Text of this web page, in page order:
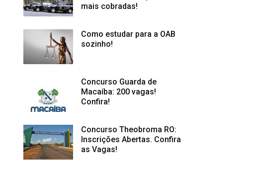
mais cobradas!
Como estudar para a OAB
sozinho!
Concurso Guarda de
Macaíba: 200 vagas!
Confira!
Concurso Theobroma RO:
Inscrições Abertas. Confira
as Vagas!